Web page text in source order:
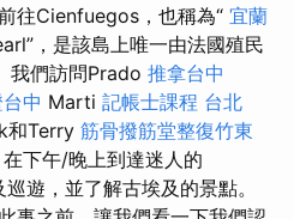
往Cienfuegos，也稱為“ 宜蘭
，是該島上唯一由法國殖民
我們訪問Prado 推拿台中
中 Marti 記帳士課程 台北
和Terry 筋骨撥筋堂整復竹東
在下午/晚上到達迷人的
遊，並了解古埃及的景點。